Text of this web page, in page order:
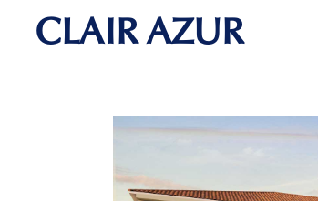
CLAIR AZUR